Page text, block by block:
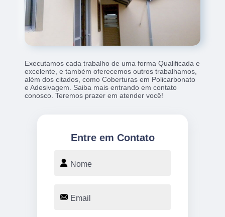
Executamos cada trabalho de uma forma Qualificada e
excelente, e também oferecemos outros trabalhamos,
além dos citados, como Coberturas em Policarbonato
e Adesivagem. Saiba mais entrando em contato
conosco. Teremos prazer em atender você!
Entre em Contato